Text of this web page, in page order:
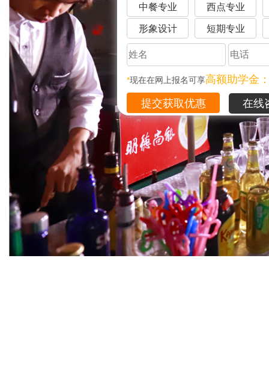
中餐专业 西点专业
形象设计 短期专业
*现在在网上报名可享高额助学金
在线